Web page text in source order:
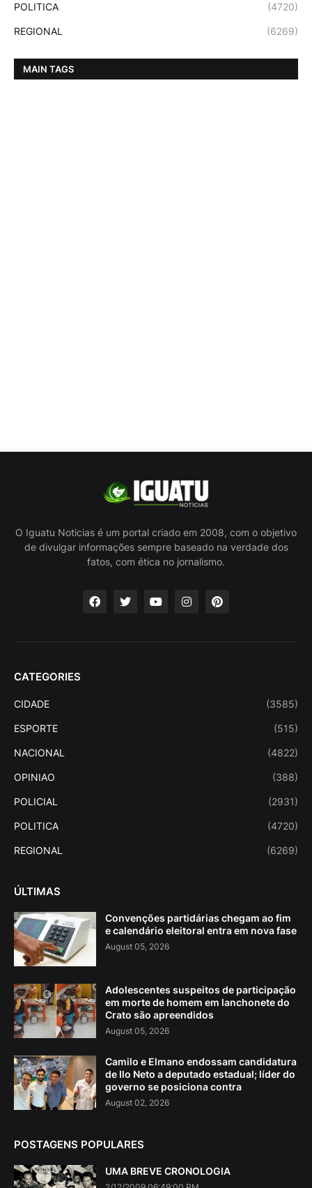
POLITICA (4720)
REGIONAL (6269)
MAIN TAGS
O Iguatu Noticias é um portal criado em 2008, com o objetivo
de divulgar informações sempre baseado na verdade dos
fatos, com ética no jornalismo.
CATEGORIES
CIDADE (3585)
ESPORTE (515)
NACIONAL (4822)
OPINIAO (388)
POLICIAL (2931)
POLITICA (4720)
REGIONAL (6269)
ÚLTIMAS
Convenções partidárias chegam ao fim
e calendário eleitoral entra em nova fase
August 05, 2026
Adolescentes suspeitos de participação
em morte de homem em lanchonete do
Crato são apreendidos
August 05, 2026
Camilo e Elmano endossam candidatura
de Ilo Neto a deputado estadual; líder do
governo se posiciona contra
August 02, 2026
POSTAGENS POPULARES
UMA BREVE CRONOLOGIA